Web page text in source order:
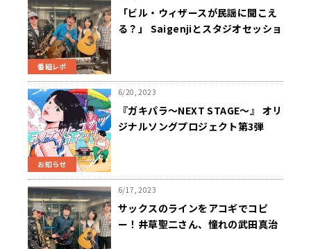
番組レポ
「ビル・ウィザースが民謡に聞こえ
る？」 Saigenjiとスタジオセッショ
お知らせ
6/20, 2023
『ガキパラ～NEXT STAGE～』 オリ
ジナルソングプロジェクト第3弾
催！
6/17, 2023
サックスのラインをアコギでコピ
ー！井草聖二さん、憧れの武田真治